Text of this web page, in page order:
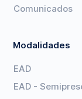
Comunicados
Modalidades
EAD
EAD -